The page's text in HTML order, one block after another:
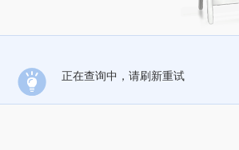
正在查询中，请刷新重试